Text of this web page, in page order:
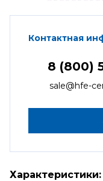
Контактная
8 (800)
sale@hfe-
Характеристики: